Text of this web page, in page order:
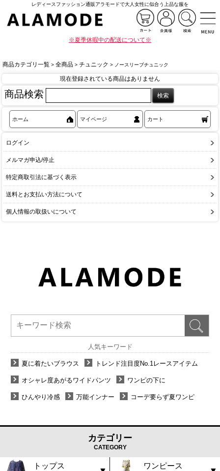
レディースファッション通販アラモードで大人女性に似合う上品な服を
※夏季休暇中の配送について※
商品カテゴリ一覧 > 全商品 > チュニック > ノースリーブチュニック
現在登録されている商品はありません
商品検索
ホーム マイページ カート
ログイン
メルマガ申込/停止
特定商取引法に基づく表示
送料とお支払い方法について
個人情報の取扱いについて
人気キーワード
夏に着たいブラウス トレンド注目度No.1レースアイテム
オシャレ度あがるワイドパンツ ワンピの下に
ひんやり冷感 万能インナー コーデ要らず夏ワンピ
カテゴリー
CATEGORY
トップス ワンピース